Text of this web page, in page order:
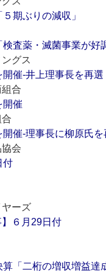
期ぶりの減収」
査薬・滅菌事業が好
グス
催‐井上理事長を再選
合
開催
催‐理事長に柳原氏を
会
付
ーズ
】６月29日付
「二桁の増収増益達